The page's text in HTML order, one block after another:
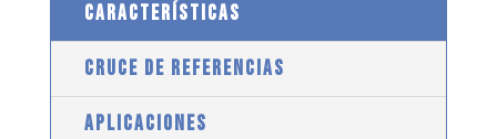
CARACTERÍSTICAS
CRUCE DE REFERENCIAS
APLICACIONES